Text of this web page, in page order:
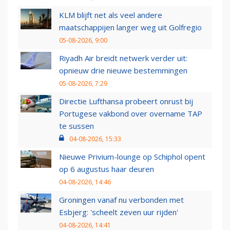
KLM blijft net als veel andere
maatschappijen langer weg uit Golfregio
05-08-2026, 9:00
Riyadh Air breidt netwerk verder uit:
opnieuw drie nieuwe bestemmingen
05-08-2026, 7:29
Directie Lufthansa probeert onrust bij
Portugese vakbond over overname TAP
te sussen
04-08-2026, 15:33
Nieuwe Privium-lounge op Schiphol opent
op 6 augustus haar deuren
04-08-2026, 14:46
Groningen vanaf nu verbonden met
Esbjerg: 'scheelt zeven uur rijden'
04-08-2026, 14:41